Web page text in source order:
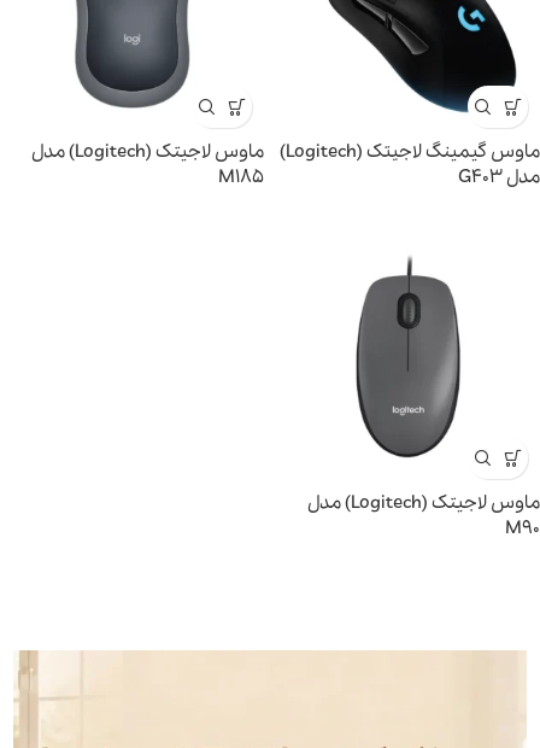
ماوس گیمینگ لاجيتک (Logitech)
مدل G403
ماوس لاجیتک (Logitech) مدل
M185
ماوس لاجیتک (Logitech) مدل
M90